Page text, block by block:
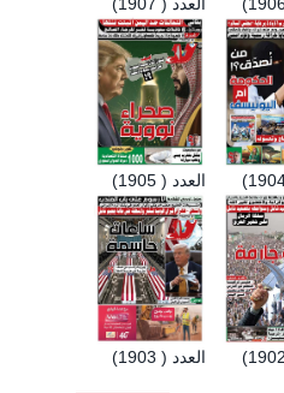
العدد ( 1907)
العدد ( 1905)
العدد ( 1903)